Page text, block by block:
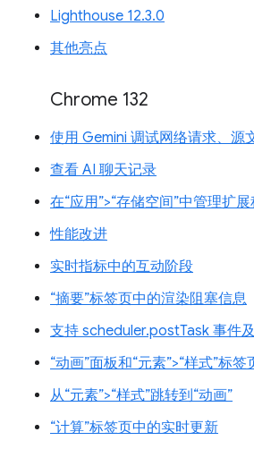
Lighthouse 12.3.0
其他亮点
Chrome 132
使用 Gemini 调试网络请求、源
查看 AI 聊天记录
在“应用”>“存储空间”中管理扩
性能改进
实时指标中的互动阶段
“摘要”标签页中的渲染阻塞信息
支持 scheduler.postTask 事件
“动画”面板和“元素”>“样式”标签
从“元素”>“样式”跳转到“动画”
“计算”标签页中的实时更新